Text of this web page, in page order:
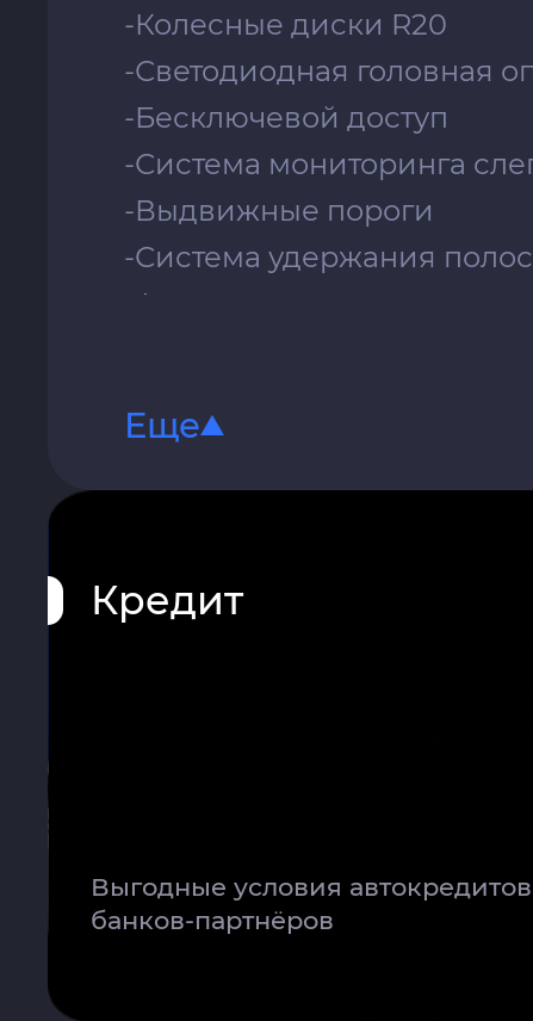
-Колесные диски R20
-Светодиодная головная
-Бесключевой доступ
-Система мониторинга
-Выдвижные пороги
-Система удержания
-Автопилот
-Электропривод передних
-Система LiDAR
-Отделка руля кожей
-Оттоманка для заднего
-Камеры кругового обзора
-Выбор анимации на
Еще
Кредит
Выгодные условия
банков-партнёров